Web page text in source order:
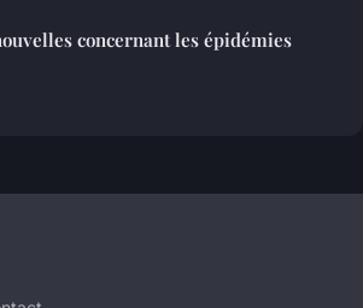
concernant les épidémies